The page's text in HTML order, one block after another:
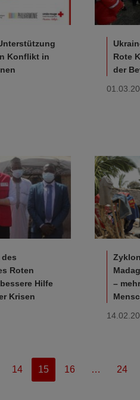
Konflikt in
Rote
der
des
Roten
Hilfe
Krisen
–
14 15 16 … 24